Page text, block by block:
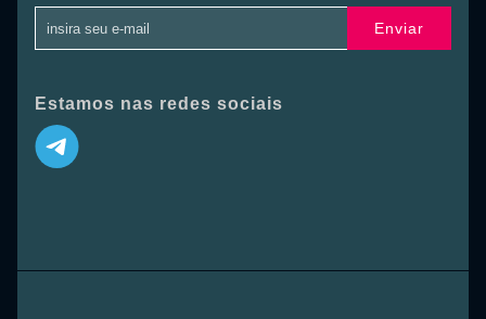
Enviar
Estamos nas redes sociais